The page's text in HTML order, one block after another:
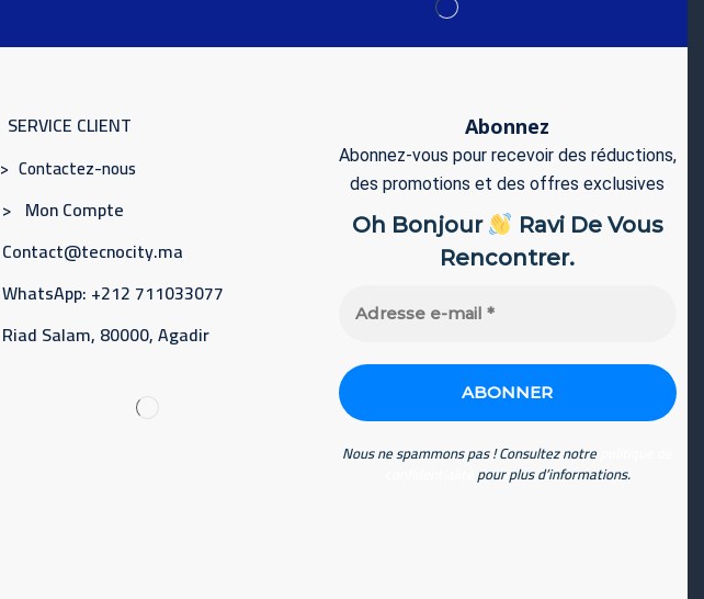
SERVICE CLIENT
> Contactez-nous
> Mon Compte
Contact@tecnocity.ma
WhatsApp: +212 711033077
Riad Salam, 80000, Agadir
Abonnez
Abonnez-vous pour recevoir des réductions,
des promotions et des offres exclusives
Oh Bonjour
Ravi De Vous
Rencontrer.
Nous ne spammons pas ! Consultez notre
pour plus d’informations.